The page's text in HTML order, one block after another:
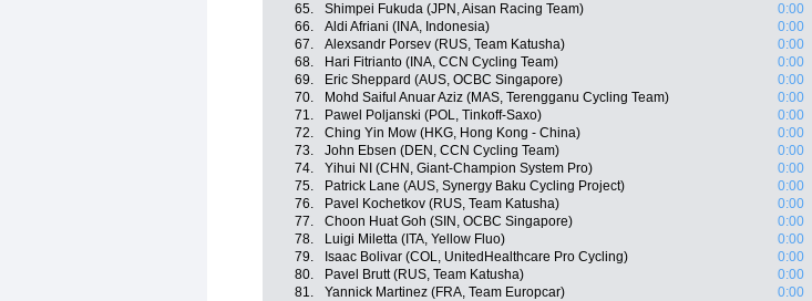
65.
Shimpei Fukuda (JPN, Aisan Racing Team)
0:00
66.
Aldi Afriani (INA, Indonesia)
0:00
67.
Alexsandr Porsev (RUS, Team Katusha)
0:00
68.
Hari Fitrianto (INA, CCN Cycling Team)
0:00
69.
Eric Sheppard (AUS, OCBC Singapore)
0:00
70.
Mohd Saiful Anuar Aziz (MAS, Terengganu Cycling Team)
0:00
71.
Pawel Poljanski (POL, Tinkoff-Saxo)
0:00
72.
Ching Yin Mow (HKG, Hong Kong - China)
0:00
73.
John Ebsen (DEN, CCN Cycling Team)
0:00
74.
Yihui NI (CHN, Giant-Champion System Pro)
0:00
75.
Patrick Lane (AUS, Synergy Baku Cycling Project)
0:00
76.
Pavel Kochetkov (RUS, Team Katusha)
0:00
77.
Choon Huat Goh (SIN, OCBC Singapore)
0:00
78.
Luigi Miletta (ITA, Yellow Fluo)
0:00
79.
Isaac Bolivar (COL, UnitedHealthcare Pro Cycling)
0:00
80.
Pavel Brutt (RUS, Team Katusha)
0:00
81.
Yannick Martinez (FRA, Team Europcar)
0:00